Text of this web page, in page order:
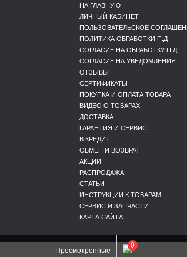
НА ГЛАВНУЮ
ЛИЧНЫЙ КАБИНЕТ
ПОЛЬЗОВАТЕЛЬСКОЕ
ПОЛИТИКА ОБРАБОТКИ П.Д
СОГЛАСИЕ НА ОБРАБОТКУ П.Д
СОГЛАСИЕ НА УВЕДОМЛЕНИЯ
ОТЗЫВЫ
СЕРТИФИКАТЫ
ПОКУПКА И ОПЛАТА ТОВАРА
ВИДЕО О ТОВАРАХ
ДОСТАВКА
ГАРАНТИЯ И СЕРВИС
В КРЕДИТ
ОБМЕН И ВОЗВРАТ
АКЦИИ
РАСПРОДАЖА
СТАТЬИ
ИНСТРУКЦИИ К ТОВАРАМ
СЕРВИС И ЗАПЧАСТИ
КАРТА САЙТА
0
Просмотренные